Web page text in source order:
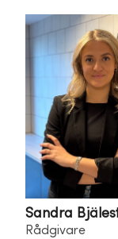
Sandra
Rådgivare